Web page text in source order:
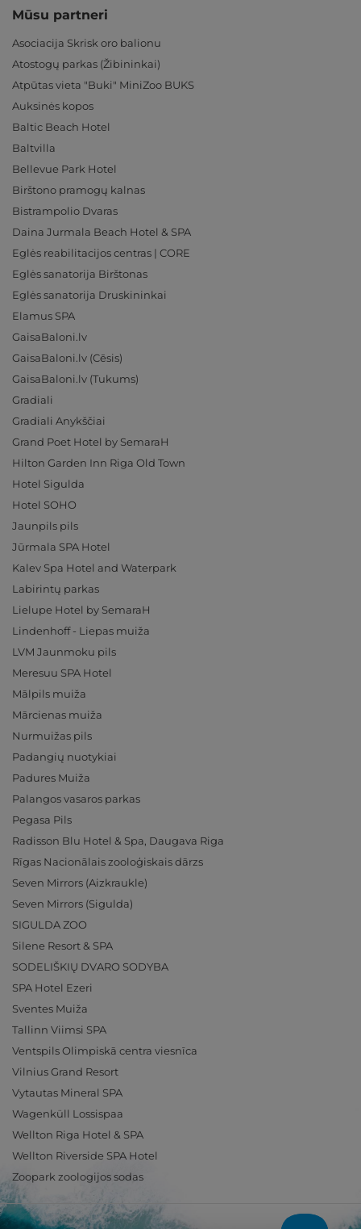
Mūsu partneri
Asociacija Skrisk oro balionu
Atostogų parkas (Žibininkai)
Atpūtas vieta "Buki" MiniZoo BUKS
Auksinės kopos
Baltic Beach Hotel
Baltvilla
Bellevue Park Hotel
Birštono pramogų kalnas
Bistrampolio Dvaras
Daina Jurmala Beach Hotel & SPA
Eglės reabilitacijos centras | CORE
Eglės sanatorija Birštonas
Eglės sanatorija Druskininkai
Elamus SPA
GaisaBaloni.lv
GaisaBaloni.lv (Cēsis)
GaisaBaloni.lv (Tukums)
Gradiali
Gradiali Anykščiai
Grand Poet Hotel by SemaraH
Hilton Garden Inn Riga Old Town
Hotel Sigulda
Hotel SOHO
Jaunpils pils
Jūrmala SPA Hotel
Kalev Spa Hotel and Waterpark
Labirintų parkas
Lielupe Hotel by SemaraH
Lindenhoff - Liepas muiža
LVM Jaunmoku pils
Meresuu SPA Hotel
Mālpils muiža
Mārcienas muiža
Nurmuižas pils
Padangių nuotykiai
Padures Muiža
Palangos vasaros parkas
Pegasa Pils
Radisson Blu Hotel & Spa, Daugava Riga
Rīgas Nacionālais zooloģiskais dārzs
Seven Mirrors (Aizkraukle)
Seven Mirrors (Sigulda)
SIGULDA ZOO
Silene Resort & SPA
SODELIŠKIŲ DVARO SODYBA
SPA Hotel Ezeri
Sventes Muiža
Tallinn Viimsi SPA
Ventspils Olimpiskā centra viesnīca
Vilnius Grand Resort
Vytautas Mineral SPA
Wagenküll Lossispaa
Wellton Riga Hotel & SPA
Wellton Riverside SPA Hotel
Zoopark zoologijos sodas